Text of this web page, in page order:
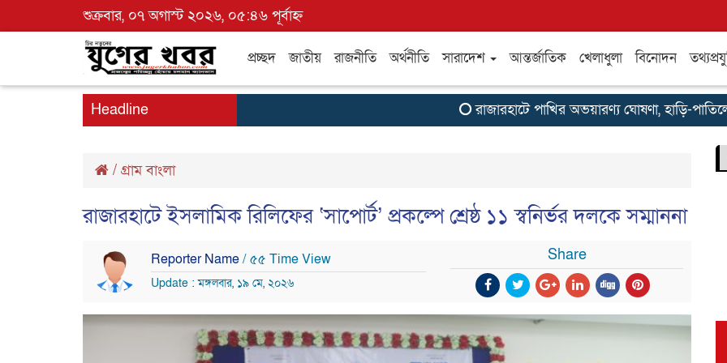
শুক্রবার, ০৭ অগাস্ট ২০২৬, ০৫:৪৬ পূর্বাহ্ন
প্রচ্ছদ জাতীয় রাজনীতি অর্থনীতি সারাদেশ আন্তর্জাতিক খেলাধুলা বিনোদন
Headline রাজারহাটে পাখির অভয়ারণ্য ঘোষণা, হাড়ি-
/ গ্রাম বাংলা
রাজারহাটে ইসলামিক রিলিফের ‘সাপোর্ট’ প্রকল্পে শ্রেষ্ঠ ১১ স্বনির্ভর দলকে সম্মাননা
Reporter Name/ ৫৫ Time View
Update : মঙ্গলবার, ১৯ মে, ২০২৬
Share